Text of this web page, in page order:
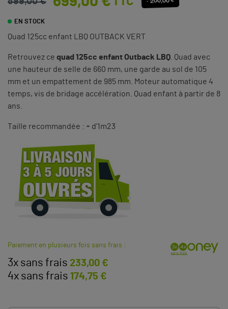
EN STOCK
Quad 125cc enfant LBQ OUTBACK VERT
Retrouvez ce quad 125cc enfant Outback LBQ. Quad avec
une hauteur de selle de 660 mm, une garde au sol de 105
mm et un empattement de 985 mm. Moteur automatique 4
temps, vis de bridage accélération. Quad enfant à partir de 8
ans.
Taille recommandée : + d'1m23
Paiement en plusieurs fois sans frais :
3x sans frais 233,00 €
4x sans frais 174,75 €